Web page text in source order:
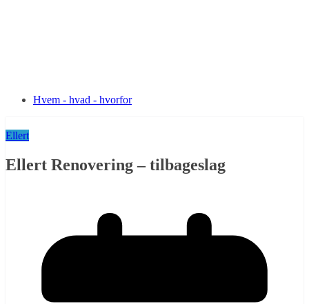
Hvem - hvad - hvorfor
Ellert
Ellert Renovering – tilbageslag